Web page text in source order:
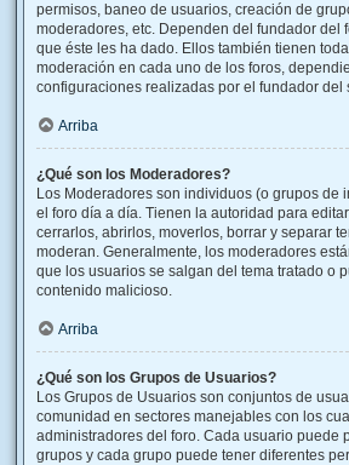
permisos, baneo de usuarios, creación de
moderadores, etc. Dependen del fundador del
que éste les ha dado. Ellos también tienen
moderación en cada uno de los foros,
configuraciones realizadas por el fundador del
Arriba
¿Qué son los Moderadores?
Los Moderadores son individuos (o grupos de
el foro día a día. Tienen la autoridad para
cerrarlos, abrirlos, moverlos, borrar y separar
moderan. Generalmente, los moderadores
que los usuarios se salgan del tema tratado o
contenido malicioso.
Arriba
¿Qué son los Grupos de Usuarios?
Los Grupos de Usuarios son conjuntos de
comunidad en sectores manejables con los
administradores del foro. Cada usuario puede
grupos y cada grupo puede tener diferentes